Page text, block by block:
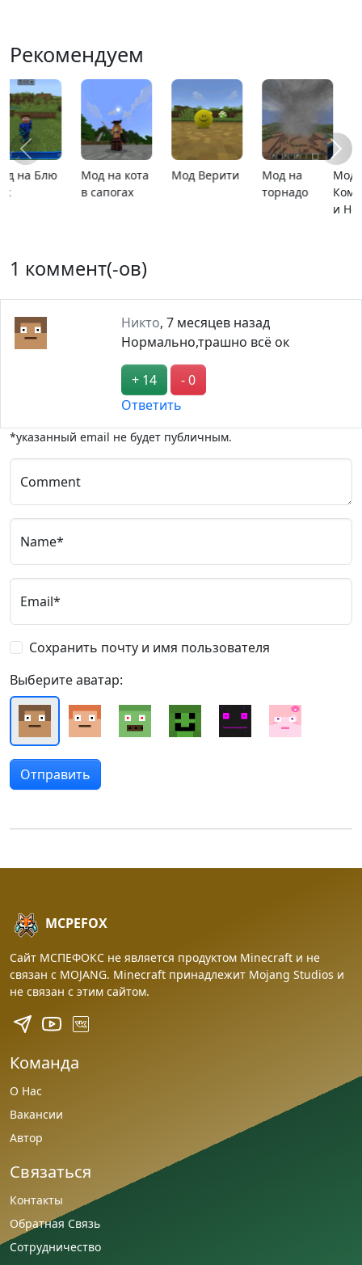
Рекомендуем
Мод на
Компьютеры
MCPE 26.13 MCPE 26.1
Карта
1 коммент(-ов)
Никто, 7 месяцев назад
Нормально,трашно всё ок
+ 14
- 0
Ответить
*указанный email не будет публичным.
Comment
Name*
Email*
Сохранить почту и имя пользователя
Выберите аватар:
MCPEFOX
Сайт МСПЕФОКС не является продуктом Minecraft и не
связан с MOJANG. Minecraft принадлежит Mojang Studios и
не связан с этим сайтом.
Команда
О Нас
Вакансии
Автор
Связаться
Контакты
Обратная Связь
Сотрудничество